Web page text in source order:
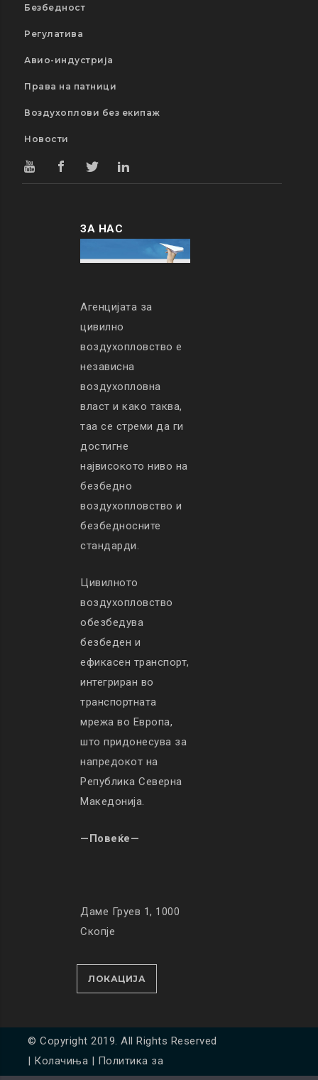
Безбедност
Регулатива
Авио-индустрија
Права на патници
Воздухоплови без екипаж
Новости
ЗА НАС
Агенцијата за
цивилно
воздухопловство е
независна
воздухопловна
власт и како таква,
таа се стреми да ги
достигне
највисокото ниво на
безбедно
воздухопловство и
безбедносните
стандарди.
Цивилното
воздухопловство
обезбедува
безбеден и
ефикасен транспорт,
интегриран во
транспортната
мрежа во Европа,
што придонесува за
напредокот на
Република Северна
Македонија.
—Повеќе—
Даме Груев 1, 1000
Скопје
ЛОКАЦИЈА
© Copyright 2019. All Rights Reserved
| Колачиња | Политика за